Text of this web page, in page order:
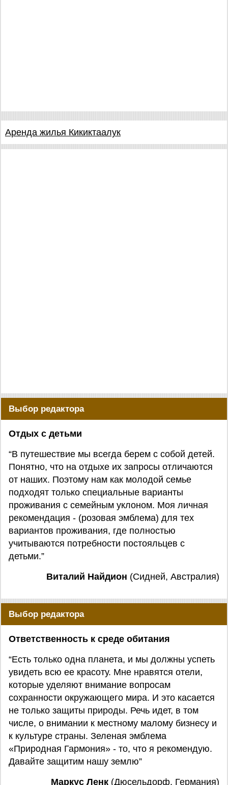
Аренда жилья Кикиктаалук
Выбор редактора
Отдых с детьми
“В путешествие мы всегда берем с собой детей.
Понятно, что на отдыхе их запросы отличаются
от наших. Поэтому нам как молодой семье
подходят только специальные варианты
проживания с семейным уклоном. Моя личная
рекомендация - (розовая эмблема) для тех
вариантов проживания, где полностью
учитываются потребности постояльцев с
детьми.”
Виталий Найдион (Сидней, Австралия)
Выбор редактора
Ответственность к среде обитания
“Есть только одна планета, и мы должны успеть
увидеть всю ее красоту. Мне нравятся отели,
которые уделяют внимание вопросам
сохранности окружающего мира. И это касается
не только защиты природы. Речь идет, в том
числе, о внимании к местному малому бизнесу и
к культуре страны. Зеленая эмблема
«Природная Гармония» - то, что я рекомендую.
Давайте защитим нашу землю”
Маркус Ленк (Дюсельдорф, Германия)